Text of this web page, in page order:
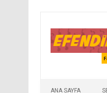
ANA SAYFA